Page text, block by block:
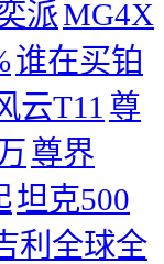
派MG4X
谁在买铂
云T11 尊
尊界
坦克500
利全球全